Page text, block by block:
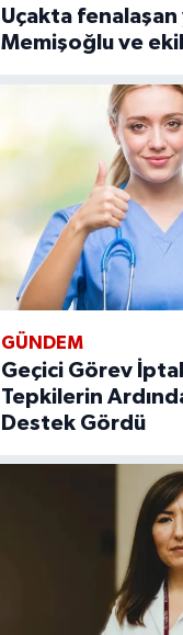
Uçakta fenalaşan
Memişoğlu ve
GÜNDEM
Geçici Görev
Tepkilerin
Destek Gördü